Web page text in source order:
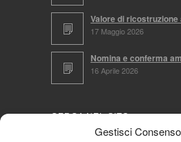
Gestisci
Valore di ricostruzione
17 Maggio 2026
Nomina e conferma
16 Aprile 2026
CERCA NEL SITO